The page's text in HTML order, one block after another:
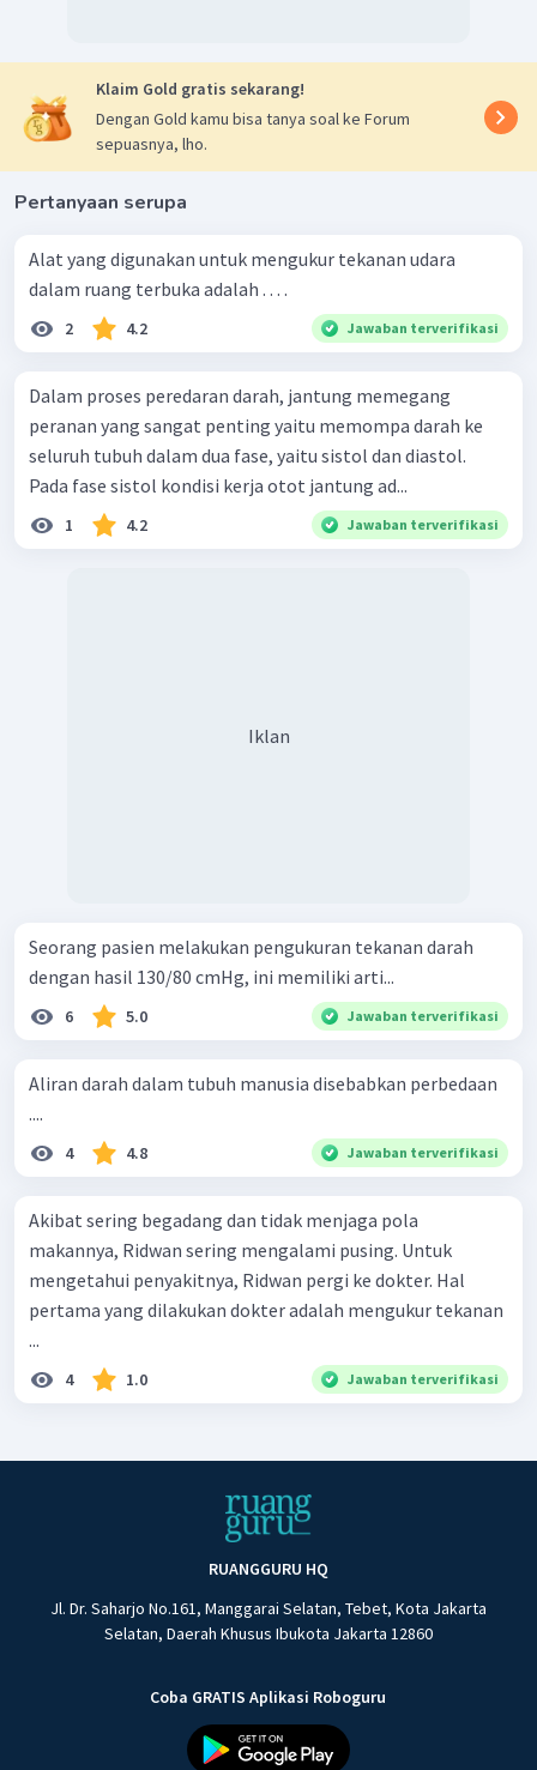
Klaim Gold gratis sekarang!
Dengan Gold kamu bisa tanya soal ke Forum
sepuasnya, lho.
Pertanyaan serupa
Alat yang digunakan untuk mengukur tekanan udara
dalam ruang terbuka adalah . . . .
2 4.2 Jawaban terverifikasi
Dalam proses peredaran darah, jantung memegang
peranan yang sangat penting yaitu memompa darah ke
seluruh tubuh dalam dua fase, yaitu sistol dan diastol.
Pada fase sistol kondisi kerja otot jantung ad...
1 4.2 Jawaban terverifikasi
Iklan
Seorang pasien melakukan pengukuran tekanan darah
dengan hasil 130/80 cmHg, ini memiliki arti...
6 5.0 Jawaban terverifikasi
Aliran darah dalam tubuh manusia disebabkan perbedaan
....
4 4.8 Jawaban terverifikasi
Akibat sering begadang dan tidak menjaga pola
makannya, Ridwan sering mengalami pusing. Untuk
mengetahui penyakitnya, Ridwan pergi ke dokter. Hal
pertama yang dilakukan dokter adalah mengukur tekanan
...
4 1.0 Jawaban terverifikasi
RUANGGURU HQ
Jl. Dr. Saharjo No.161, Manggarai Selatan, Tebet, Kota Jakarta
Selatan, Daerah Khusus Ibukota Jakarta 12860
Coba GRATIS Aplikasi Roboguru